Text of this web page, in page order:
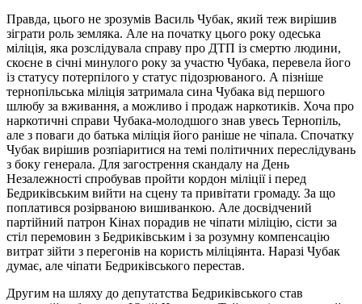
Правда, цього не зрозумів Василь Чубак, який теж вирішив
зіграти роль земляка. Але на початку цього року одеська
міліція, яка розслідувала справу про ДТП із смертю людини,
скоєне в січні минулого року за участю Чубака, перевела його
із статусу потерпілого у статус підозрюваного. А пізніше
тернопільська міліція затримала сина Чубака від першого
шлюбу за вживання, а можливо і продаж наркотиків. Хоча про
наркотичні справи Чубака-молодшого знав увесь Тернопіль,
але з поваги до батька міліція його раніше не чіпала. Спочатку
Чубак вирішив розпіаритися на темі політичних переслідувань
з боку генерала. Для загострення скандалу на День
Незалежності спробував пройти кордон міліції і перед
Бедриківським вийти на сцену та привітати громаду. За що
поплатився розірваною вишиванкою. Але досвідчений
партійний патрон Кінах порадив не чіпати міліцію, сісти за
стіл перемовин з Бедриківським і за розумну компенсацію
витрат зійти з перегонів на користь міліціянта. Наразі Чубак
думає, але чіпати Бедриківського перестав.
Другим на шляху до депутатства Бедриківського став